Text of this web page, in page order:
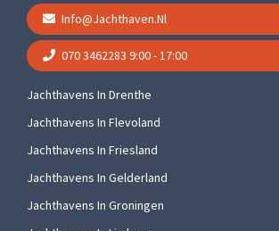
Info@jachthaven.nl
070 3462283 9:00 - 17:00
Jachthavens In Drenthe
Jachthavens In Flevoland
Jachthavens In Friesland
Jachthavens In Gelderland
Jachthavens In Groningen